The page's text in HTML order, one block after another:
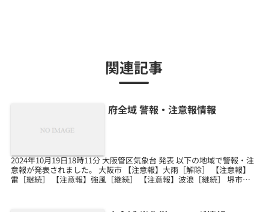
関連記事
府全域 警報・注意報情報
2024年10月19日18時11分 大阪管区気象台 発表 以下の地域で警報・注
意報が発表されました。 大阪市 【注意報】大雨［解除］ 【注意報】
雷［継続］ 【注意報】強風［継続］ 【注意報】波浪［継続］ 堺市